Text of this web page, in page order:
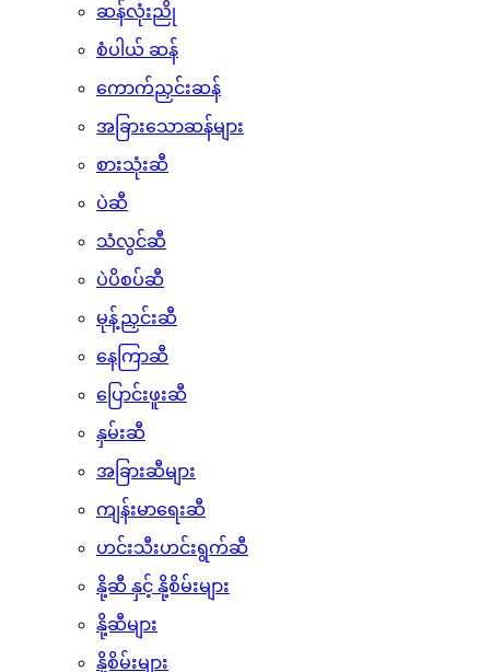
ရှမ်းဆန်
ပေါ်ဆန်း ဆန်
ဆန်လုံးညို
စံပါယ် ဆန်
ကောက်ညှင်းဆန်
အခြားသောဆန်များ
စားသုံးဆီ
ပဲဆီ
သံလွင်ဆီ
ပဲပိစပ်ဆီ
မုန့်ညှင်းဆီ
နေကြာဆီ
ပြောင်းဖူးဆီ
နှမ်းဆီ
အခြားဆီများ
ကျန်းမာရေးဆီ
ဟင်းသီးဟင်းရွက်ဆီ
နို့ဆီ နှင့် နို့စိမ်းများ